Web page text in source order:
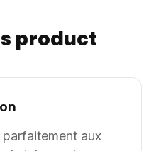
Son poids
sur demande, il
aux spécificités de
: VOLUME: 0,1944.
product
parfaitement aux